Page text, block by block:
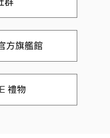
方旗艦館
禮物